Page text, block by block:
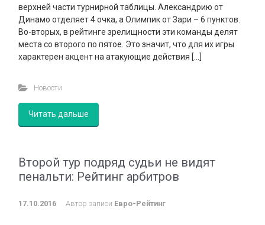
верхней части турнирной таблицы. Александрию от
Динамо отделяет 4 очка, а Олимпик от Зари – 6 пунктов.
Во-вторых, в рейтинге зрелищности эти команды делят
места со второго по пятое. Это значит, что для их игры
характерен акцент на атакующие действия […]
Новости
Читать дальше
Второй тур подряд судьи не видят
пенальти: Рейтинг арбитров
17.10.2016 Автор записи Евро-Рейтинг